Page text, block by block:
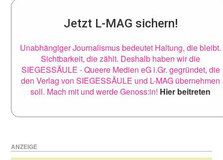
Jetzt L-MAG sichern!
Unabhängiger Journalismus bedeutet Haltung, die bleibt.
Sichtbarkeit, die zählt. Deshalb haben wir die
SIEGESSÄULE - Queere Medien eG i.Gr. gegründet, die
den Verlag von SIEGESSÄULE und L-MAG übernehmen
soll. Mach mit und werde Genoss:in! Hier beitreten
ANZEIGE